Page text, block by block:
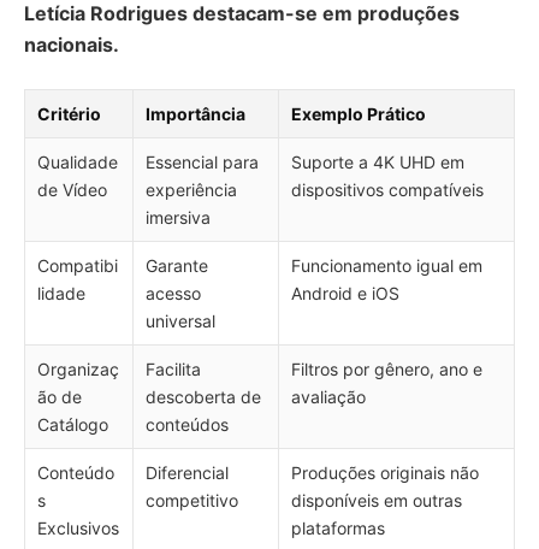
Letícia Rodrigues destacam-se em produções
nacionais.
Critério Importância Exemplo Prático
Qualidade
de Vídeo
Essencial para
experiência
imersiva
Suporte a 4K UHD em
dispositivos compatíveis
Compatibi
lidade
Garante
acesso
universal
Funcionamento igual em
Android e iOS
Organizaç
ão de
Catálogo
Facilita
descoberta de
conteúdos
Filtros por gênero, ano e
avaliação
Conteúdo
s
Exclusivos
Diferencial
competitivo
Produções originais não
disponíveis em outras
plataformas